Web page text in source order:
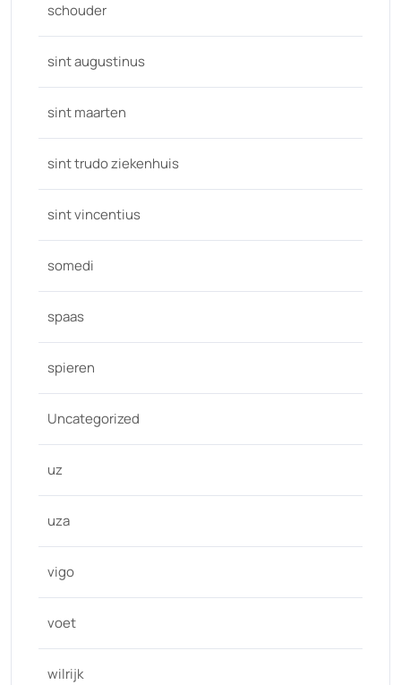
schouder
sint augustinus
sint maarten
sint trudo ziekenhuis
sint vincentius
somedi
spaas
spieren
Uncategorized
uz
uza
vigo
voet
wilrijk